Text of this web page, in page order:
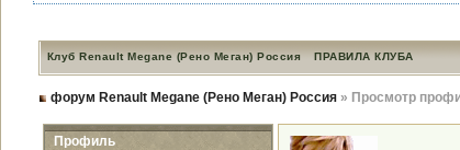
Клуб Renault Megane (Рено Меган) Россия ПРАВИЛА КЛУБА
форум Renault Megane (Рено Меган) Россия» Просмотр
Профиль